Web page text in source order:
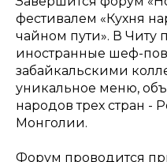
фестивалем «Кухня
чайном пути». В Читу
иностранные шеф-
забайкальскими
уникальное меню,
народов трех стран -
Монголии.
Форум проводится